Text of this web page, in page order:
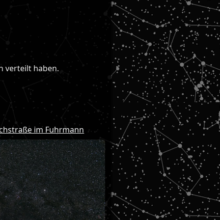
verteilt haben.
im Fuhrmann